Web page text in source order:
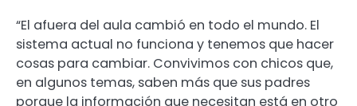
“El afuera del aula cambió en todo el mundo. El
sistema actual no funciona y tenemos que hacer
cosas para cambiar. Convivimos con chicos que,
en algunos temas, saben más que sus padres
porque la información que necesitan está en otro